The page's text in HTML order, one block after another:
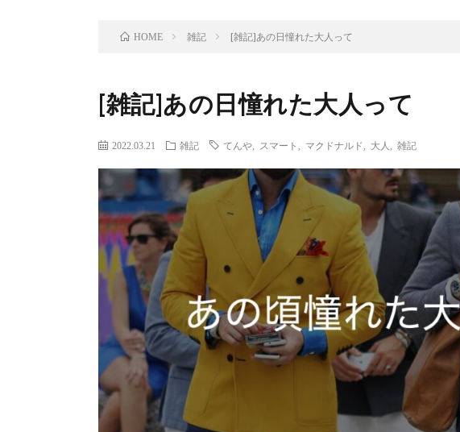
HOME 雑記 [雑記]あの日憧れた大人って
[雑記]あの日憧れた大人って
2022.03.21 雑記 てんや スマート マクドナルド 大人 雑記